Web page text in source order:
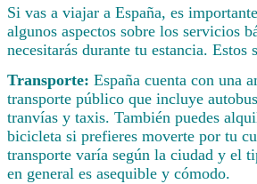
Si vas a viajar a España, es
algunos aspectos sobre los servicios
necesitarás durante tu estancia. Estos
Transporte: España cuenta con una
transporte público que incluye
tranvías y taxis. También puedes
bicicleta si prefieres moverte por tu
transporte varía según la ciudad y el
en general es asequible y cómodo.